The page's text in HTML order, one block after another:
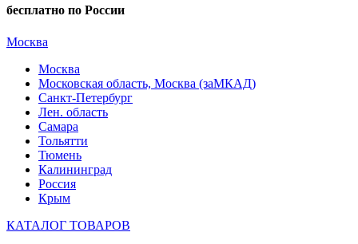
бесплатно по России
Москва
Москва
Московская область, Москва (заМКАД)
Санкт-Петербург
Лен. область
Самара
Тольятти
Тюмень
Калининград
Россия
Крым
КАТАЛОГ ТОВАРОВ